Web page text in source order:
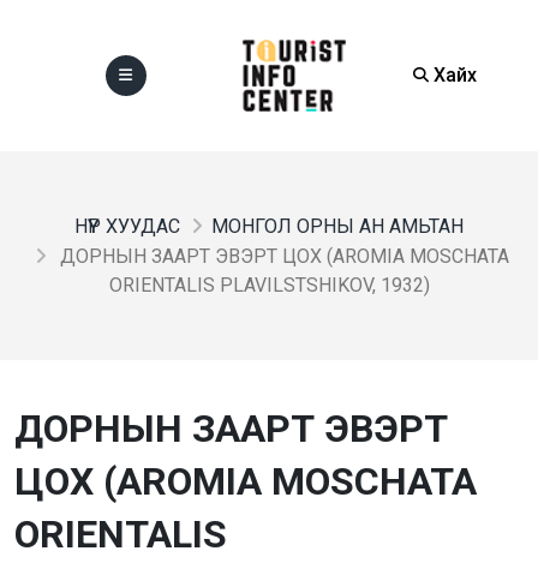
Хайх
НҮҮР ХУУДАС
МОНГОЛ ОРНЫ АН АМЬТАН
ДОРНЫН ЗААРТ ЭВЭРТ ЦОХ (AROMIA MOSCHATA
ORIENTALIS PLAVILSTSHIKOV, 1932)
ДОРНЫН ЗААРТ ЭВЭРТ
ЦОХ (AROMIA MOSCHATA
ORIENTALIS